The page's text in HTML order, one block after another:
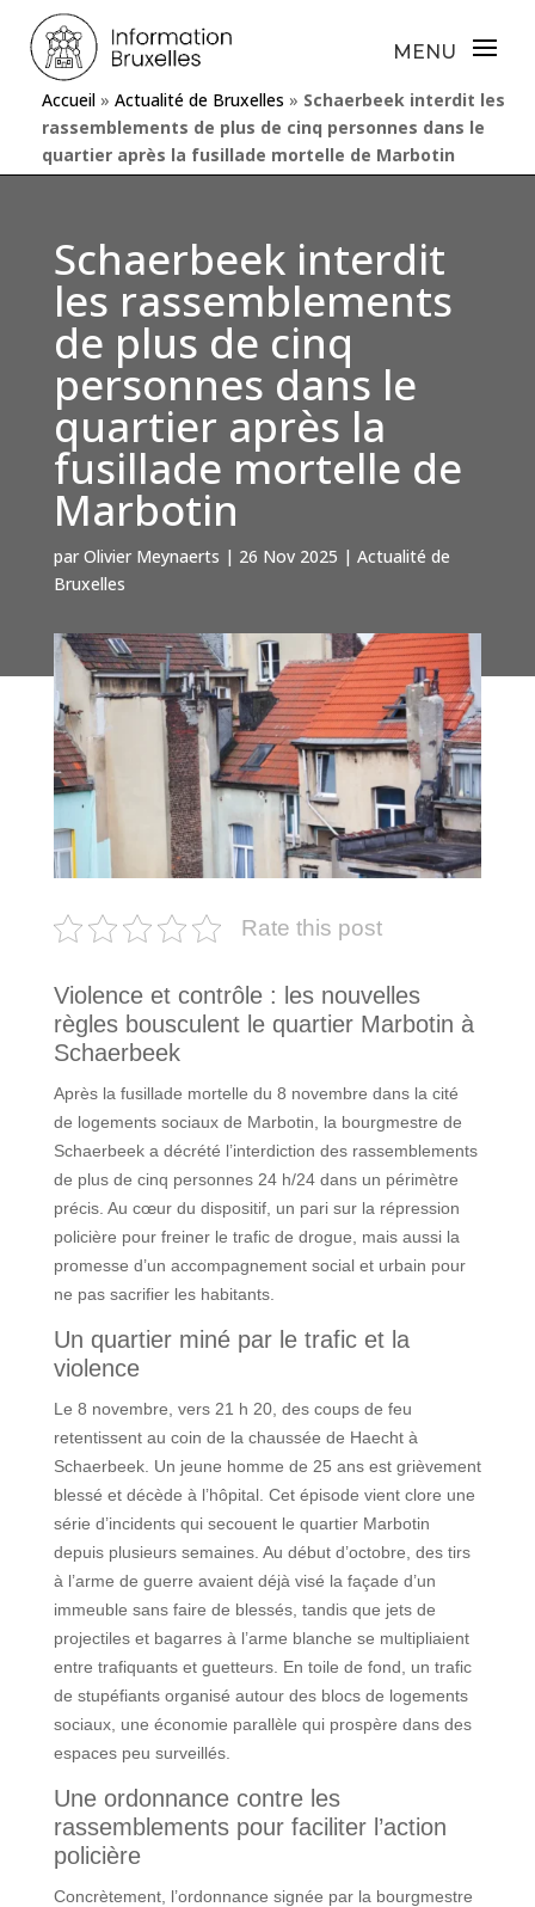
Accueil » Actualité de Bruxelles » Schaerbeek interdit les
rassemblements de plus de cinq personnes dans le
quartier après la fusillade mortelle de Marbotin
Schaerbeek interdit
les rassemblements
de plus de cinq
personnes dans le
quartier après la
fusillade mortelle de
Marbotin
par Olivier Meynaerts | 26 Nov 2025 | Actualité de
Bruxelles
Rate this post
Violence et contrôle : les nouvelles
règles bousculent le quartier Marbotin à
Schaerbeek
Après la fusillade mortelle du 8 novembre dans la cité
de logements sociaux de Marbotin, la bourgmestre de
Schaerbeek a décrété l’interdiction des rassemblements
de plus de cinq personnes 24 h/24 dans un périmètre
précis. Au cœur du dispositif, un pari sur la répression
policière pour freiner le trafic de drogue, mais aussi la
promesse d’un accompagnement social et urbain pour
ne pas sacrifier les habitants.
Un quartier miné par le trafic et la
violence
Le 8 novembre, vers 21 h 20, des coups de feu
retentissent au coin de la chaussée de Haecht à
Schaerbeek. Un jeune homme de 25 ans est grièvement
blessé et décède à l’hôpital. Cet épisode vient clore une
série d’incidents qui secouent le quartier Marbotin
depuis plusieurs semaines. Au début d’octobre, des tirs
à l’arme de guerre avaient déjà visé la façade d’un
immeuble sans faire de blessés, tandis que jets de
projectiles et bagarres à l’arme blanche se multipliaient
entre trafiquants et guetteurs. En toile de fond, un trafic
de stupéfiants organisé autour des blocs de logements
sociaux, une économie parallèle qui prospère dans des
espaces peu surveillés.
Une ordonnance contre les
rassemblements pour faciliter l’action
policière
Concrètement, l’ordonnance signée par la bourgmestre